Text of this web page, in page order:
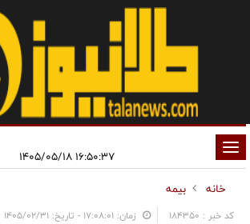
تغییر
وضعیت
ناوبری
خانه
بیمه
کد خبر : 184350 زمان: ۱۷:۰۸:۰۱ - تاریخ: ۱۴۰۵/۰۲/۳۱